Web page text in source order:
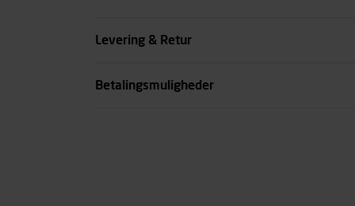
Levering & Retur
Betalingsmuligheder